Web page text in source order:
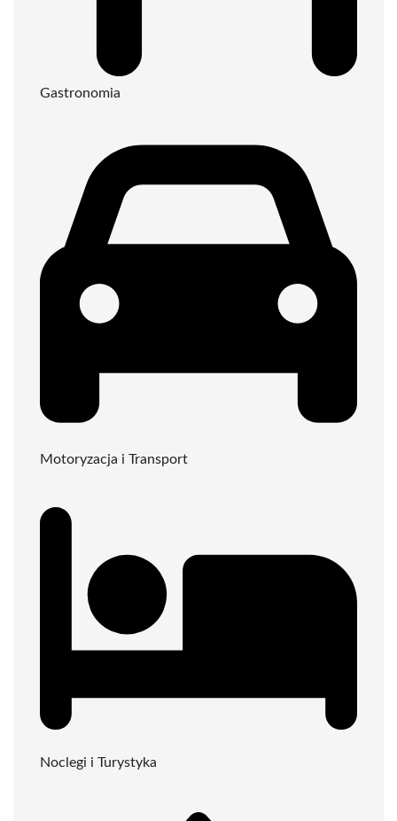
Gastronomia
Motoryzacja i Transport
Noclegi i Turystyka